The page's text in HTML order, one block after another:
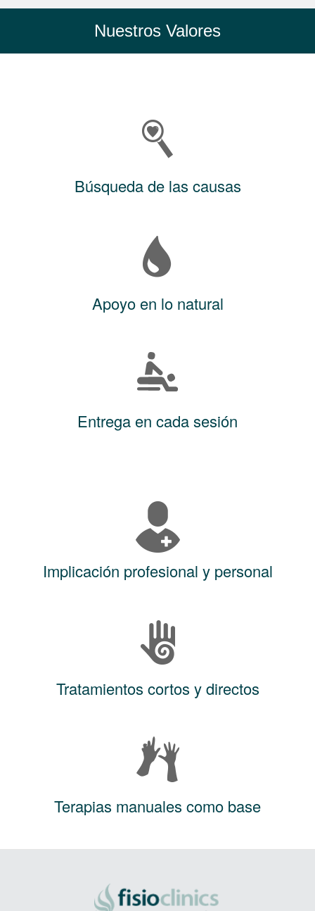
Nuestros Valores
Búsqueda de las causas
Apoyo en lo natural
Entrega en cada sesión
Implicación profesional y personal
Tratamientos cortos y directos
Terapias manuales como base